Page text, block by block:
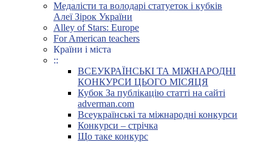
Медалісти та володарі статуеток і кубків
Алеї Зірок України
Alley of Stars: Europe
For American teachers
Країни і міста
::
ВСЕУКРАЇНСЬКІ ТА МІЖНАРОДНІ
КОНКУРСИ ЦЬОГО МІСЯЦЯ
Кубок За публікацію статті на сайті
adverman.com
Всеукраїнські та міжнародні конкурси
Конкурси – стрічка
Що таке конкурс